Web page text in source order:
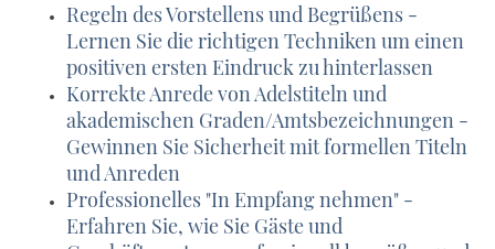
Regeln des Vorstellens und Begrüßens -
Lernen Sie die richtigen Techniken um einen
positiven ersten Eindruck zu hinterlassen
Korrekte Anrede von Adelstiteln und
akademischen Graden/Amtsbezeichnungen -
Gewinnen Sie Sicherheit mit formellen Titeln
und Anreden
Professionelles "In Empfang nehmen" -
Erfahren Sie, wie Sie Gäste und